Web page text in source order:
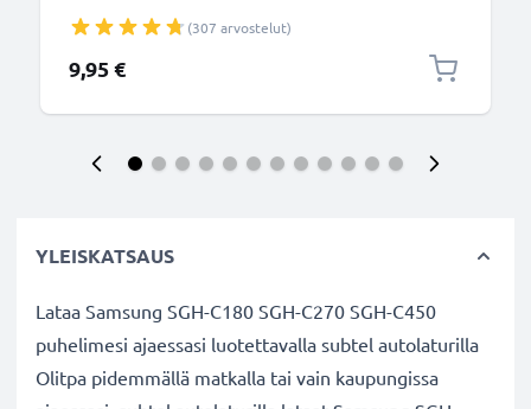
laturi
(307 arvostelut)
9,95 €
YLEISKATSAUS
Lataa Samsung SGH-C180 SGH-C270 SGH-C450
puhelimesi ajaessasi luotettavalla subtel autolaturilla
Olitpa pidemmällä matkalla tai vain kaupungissa